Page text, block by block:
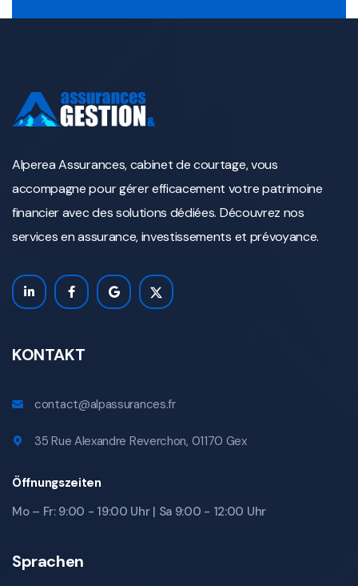
Alperea Assurances, cabinet de courtage, vous
accompagne pour gérer efficacement votre patrimoine
financier avec des solutions dédiées. Découvrez nos
services en assurance, investissements et prévoyance.
KONTAKT
contact@alpassurances.fr
35 Rue Alexandre Reverchon, 01170 Gex
Öffnungszeiten
Mo – Fr: 9:00 - 19:00 Uhr | Sa 9:00 - 12:00 Uhr
Sprachen